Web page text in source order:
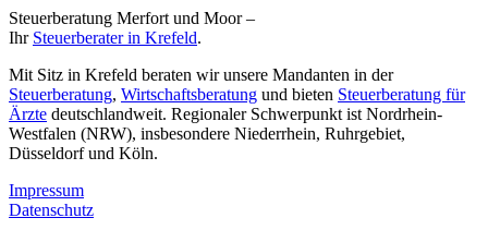
Steuerberatung Merfort und Moor –
Ihr Steuerberater in Krefeld.
Mit Sitz in Krefeld beraten wir unsere Mandanten in der
Steuerberatung, Wirtschaftsberatung und bieten Steuerberatung für
Ärzte deutschlandweit. Regionaler Schwerpunkt ist Nordrhein-
Westfalen (NRW), insbesondere Niederrhein, Ruhrgebiet,
Düsseldorf und Köln.
Impressum
Datenschutz